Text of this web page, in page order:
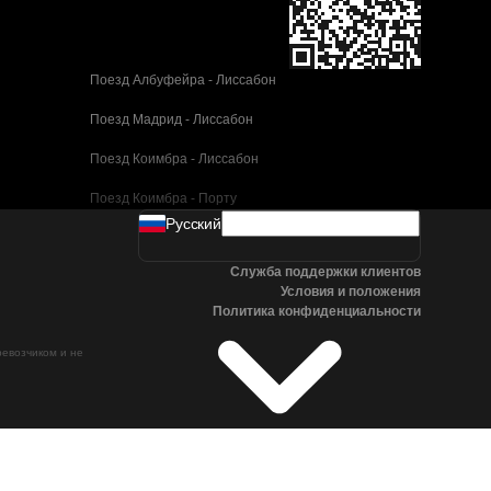
Поезд Албуфейра - Лиссабон
Поезд Мадрид - Лиссабон
Поезд Коимбра - Лиссабон
Поезд Коимбра - Порту
Поезд Валенсия - Барселона
Поезд Севилья - Барселона
Поезд Малага - Барселона
Поезд Малага - Мадрид
и не
Pусский
Служба поддержки клиентов
Условия и положения
Политика конфиденциальности